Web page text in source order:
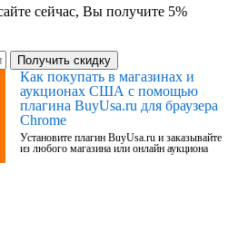
сейчас, Вы получите 5%
Получить скидку
Как покупать в магазинах и
аукционах США с помощью
плагина BuyUsa.ru для браузера
Chrome
Установите плагин BuyUsa.ru и заказывайте
из любого магазина или онлайн аукциона